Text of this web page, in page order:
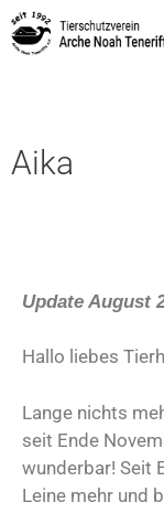
Aika
Update August
Hallo liebes
Lange nichts
seit Ende
wunderbar! Seit
Leine mehr und